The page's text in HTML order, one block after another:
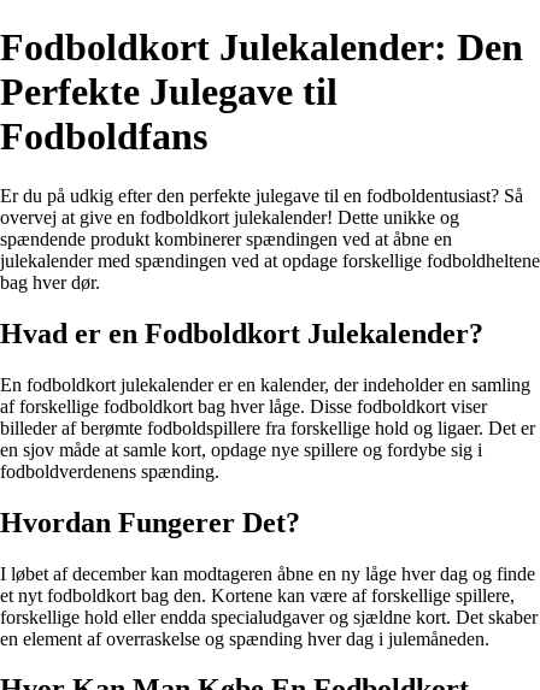
Fodboldkort Julekalender: Den
Perfekte Julegave til
Fodboldfans
Er du på udkig efter den perfekte julegave til en fodboldentusiast? Så
overvej at give en fodboldkort julekalender! Dette unikke og
spændende produkt kombinerer spændingen ved at åbne en
julekalender med spændingen ved at opdage forskellige fodboldheltene
bag hver dør.
Hvad er en Fodboldkort Julekalender?
En fodboldkort julekalender er en kalender, der indeholder en samling
af forskellige fodboldkort bag hver låge. Disse fodboldkort viser
billeder af berømte fodboldspillere fra forskellige hold og ligaer. Det er
en sjov måde at samle kort, opdage nye spillere og fordybe sig i
fodboldverdenens spænding.
Hvordan Fungerer Det?
I løbet af december kan modtageren åbne en ny låge hver dag og finde
et nyt fodboldkort bag den. Kortene kan være af forskellige spillere,
forskellige hold eller endda specialudgaver og sjældne kort. Det skaber
en element af overraskelse og spænding hver dag i julemåneden.